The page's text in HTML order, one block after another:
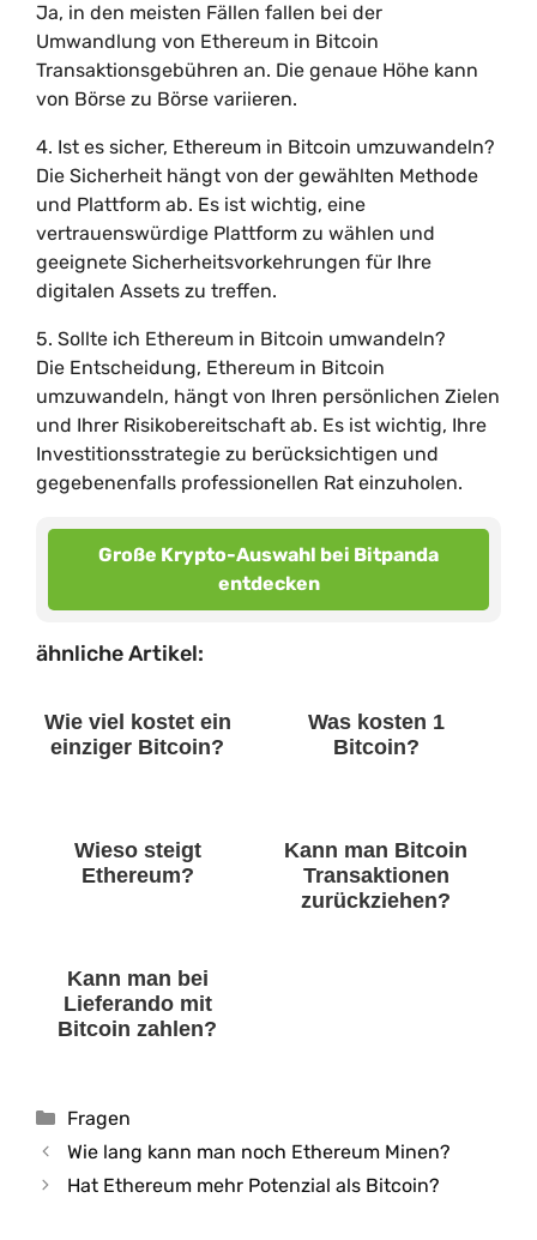
Ja, in den meisten Fällen fallen bei der
Umwandlung von Ethereum in Bitcoin
Transaktionsgebühren an. Die genaue Höhe kann
von Börse zu Börse variieren.
4. Ist es sicher, Ethereum in Bitcoin umzuwandeln?
Die Sicherheit hängt von der gewählten Methode
und Plattform ab. Es ist wichtig, eine
vertrauenswürdige Plattform zu wählen und
geeignete Sicherheitsvorkehrungen für Ihre
digitalen Assets zu treffen.
5. Sollte ich Ethereum in Bitcoin umwandeln?
Die Entscheidung, Ethereum in Bitcoin
umzuwandeln, hängt von Ihren persönlichen Zielen
und Ihrer Risikobereitschaft ab. Es ist wichtig, Ihre
Investitionsstrategie zu berücksichtigen und
gegebenenfalls professionellen Rat einzuholen.
Große Krypto-Auswahl bei Bitpanda
entdecken
ähnliche Artikel:
Wie viel kostet ein
einziger Bitcoin?
Was kosten 1
Bitcoin?
Wieso steigt
Ethereum?
Kann man Bitcoin
Transaktionen
zurückziehen?
Kann man bei
Lieferando mit
Bitcoin zahlen?
Kategorien
Fragen
Wie lang kann man noch Ethereum Minen?
Hat Ethereum mehr Potenzial als Bitcoin?